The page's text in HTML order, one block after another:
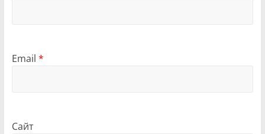
Email *
Сайт